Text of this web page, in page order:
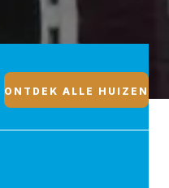
ONTDEK ALLE HUIZEN